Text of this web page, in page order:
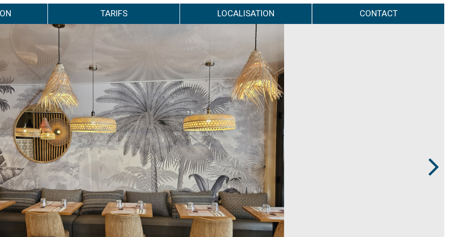
TARIFS LOCALISATION CONTACT